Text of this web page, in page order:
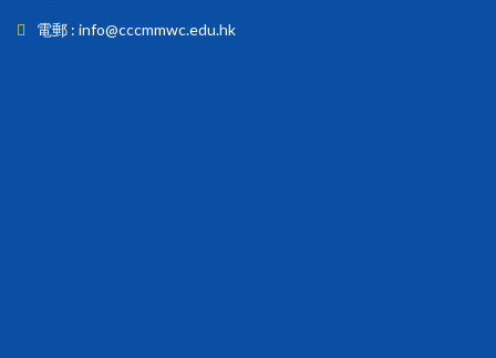
電郵 : info@cccmmwc.edu.hk